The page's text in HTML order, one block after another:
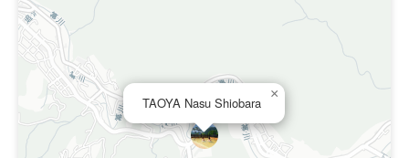
TAOYA Nasu Shiobara
×